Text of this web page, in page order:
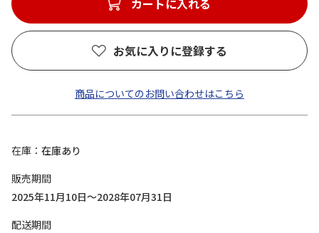
カートに入れる
お気に入りに登録する
商品についてのお問い合わせはこちら
在庫
在庫あり
販売期間
2025年11月10日～2028年07月31日
配送期間